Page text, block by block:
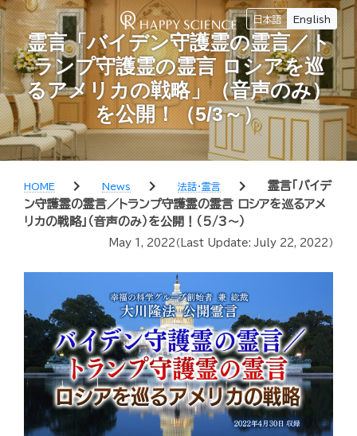
日本語 English
霊言「バイデン守護霊の霊言／ト
ランプ守護霊の霊言 ロシアを巡
るアメリカの戦略」（音声のみ）
を公開！（5/3～）
HOME chevron_right News chevron_right 法話・霊言 chevron_right
霊言「バイデ
ン守護霊の霊言／トランプ守護霊の霊言 ロシアを巡るアメ
リカの戦略」（音声のみ）を公開！（5/3～）
May 1, 2022 （Last Update:July 22, 2022 ）